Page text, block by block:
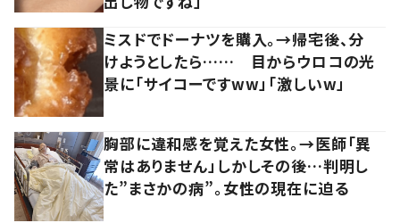
ミスドでドーナツを購入。→帰宅後、分
けようとしたら…… 目からウロコの光
景に「サイコーですww」「激しいw」
胸部に違和感を覚えた女性。→医師「異
常はありません」しかしその後…判明し
た”まさかの病”。女性の現在に迫る